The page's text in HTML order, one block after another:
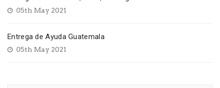
05th May 2021
Entrega de Ayuda Guatemala
05th May 2021